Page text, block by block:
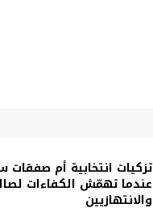
تزكيات انتخابية أم
عندما تهمّش الكفاءات
والانتهازيين